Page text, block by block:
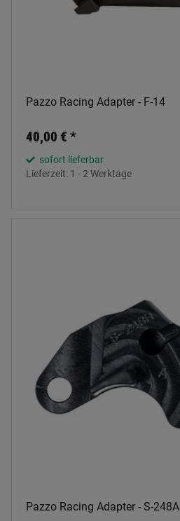
Pazzo Racing Adapter - F-14
40,00 € *
sofort lieferbar
Lieferzeit: 1 - 2 Werktage
Pazzo Racing Adapter - S-248A